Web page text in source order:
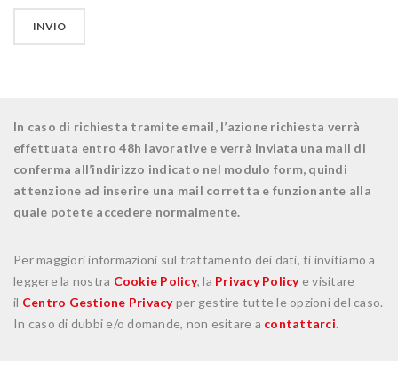
In caso di richiesta tramite email, l’azione richiesta verrà
effettuata entro 48h lavorative e verrà inviata una mail di
conferma all’indirizzo indicato nel modulo form, quindi
attenzione ad inserire una mail corretta e funzionante alla
quale potete accedere normalmente.
Per maggiori informazioni sul trattamento dei dati, ti invitiamo a
leggere la nostra Cookie Policy, la Privacy Policye visitare
il Centro Gestione Privacyper gestire tutte le opzioni del caso.
In caso di dubbi e/o domande, non esitare a contattarci.